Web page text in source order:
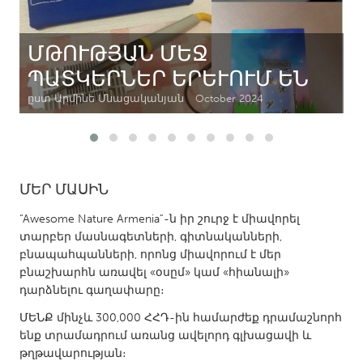
South Shore
Toronto
MALAYSIA
Kuala Lumpur
Utrecht
Qatar
Singapore
ՄԹՈՒԹՅԱՆ ՄԵՋ
ՊԱՏԿԵՐՆԵՐ ԵՐԵՒՈՒՄ ԵՆ
ըստ Արմինե Մնացականյան October 2024
ՄԵՐ ՄԱՍԻՆ
“Awesome Nature Armenia”-ն իր շուրջ է միավորել
տարբեր մասնագետների, գիտնականների,
բնապահպանների, որոնց միավորում է մեր
բնաշխարհն առավել «օսըմ» կամ «հիանալի»
դարձնելու գաղափարը։
ՄԵՆՔ մինչև 300,000 ՀՀԴ-ին համարժեք դրամաշնորհ
ենք տրամադրում առանց ավելորդ գլխացավի և
թղթավարության։